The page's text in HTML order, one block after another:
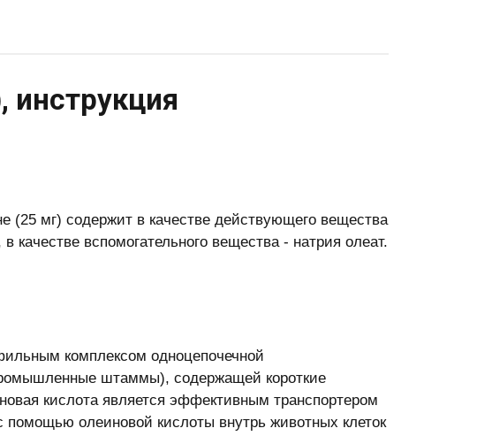
инструкция
(25 мг) содержит в качестве действующего вещества
вспомогательного вещества - натрия олеат.
комплексом одноцепочечной
штаммы), содержащей короткие
кислота является эффективным транспортером
олеиновой кислоты внутрь животных клеток